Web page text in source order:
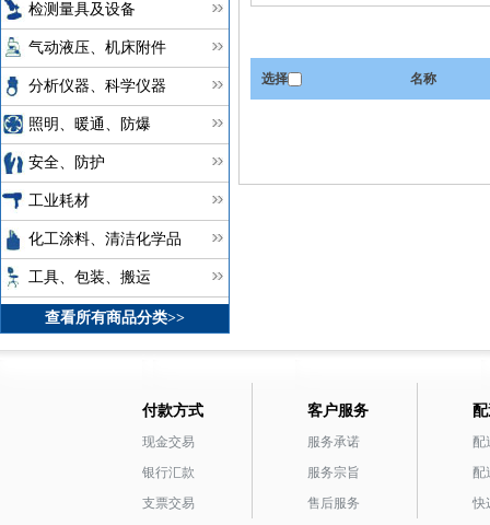
检测量具及设备
气动液压、机床附件
分析仪器、科学仪器
照明、暖通、防爆
安全、防护
工业耗材
化工涂料、清洁化学品
工具、包装、搬运
查看所有商品分类>>
选择 名称
付款方式
现金交易
银行汇款
支票交易
客户服务
服务承诺
服务宗旨
售后服务
配
配
快